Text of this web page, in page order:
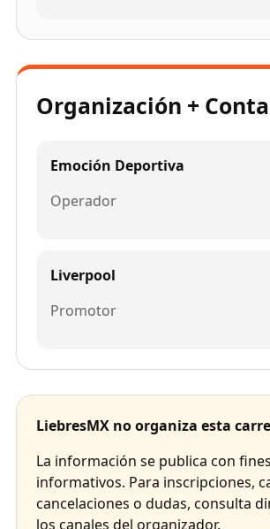
Organización +
Emoción Deportiva
Operador
Liverpool
Promotor
LiebresMX no organiza esta
La información se publica con fines
informativos. Para inscripciones,
cancelaciones o dudas, consulta
los canales del organizador.